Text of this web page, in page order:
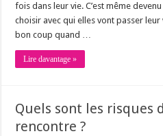
fois dans leur vie. C’est même
choisir avec qui elles vont passer
bon coup quand …
Lire davantage »
Quels sont les risques
rencontre ?